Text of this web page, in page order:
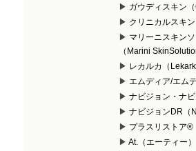
ガウディスキン（
クリニカルスキ
マリーニスキン
（Marini
レカルカ（
エムディア/エム
ナビジョン・ナ
ナビジョンDR（
プラスリストア®
At.（エーティー）